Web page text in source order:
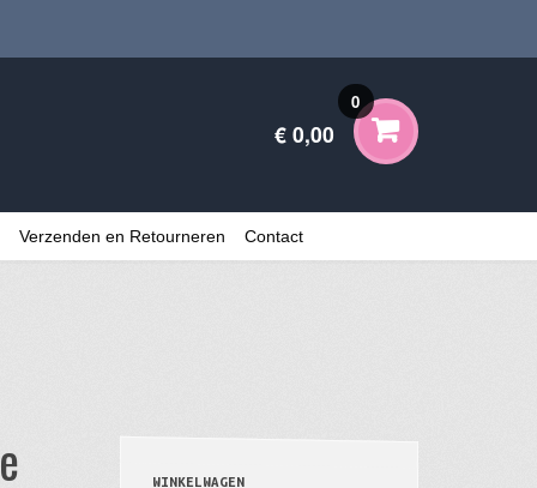
€ 0,00
0
Verzenden en Retourneren Contact
WINKELWAGEN